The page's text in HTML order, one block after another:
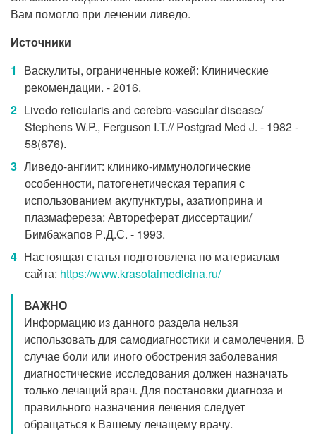
Вам помогло при лечении ливедо.
Источники
Васкулиты, ограниченные кожей: Клинические
рекомендации. - 2016.
Livedo reticularis and cerebro-vascular disease/
Stephens W.P., Ferguson I.T.// Postgrad Med J. - 1982 -
58(676).
Ливедо-ангиит: клинико-иммунологические
особенности, патогенетическая терапия с
использованием акупунктуры, азатиоприна и
плазмафереза: Автореферат диссертации/
Бимбажапов Р.Д.С. - 1993.
Настоящая статья подготовлена по материалам
сайта: https://www.krasotaimedicina.ru/
ВАЖНО
Информацию из данного раздела нельзя
использовать для самодиагностики и самолечения. В
случае боли или иного обострения заболевания
диагностические исследования должен назначать
только лечащий врач. Для постановки диагноза и
правильного назначения лечения следует
обращаться к Вашему лечащему врачу.